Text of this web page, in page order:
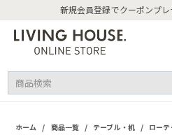
新規会員登録でクーポンプレ
ホーム / 商品一覧 / テーブル・机 / ロー